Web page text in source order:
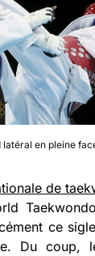
latéral en pleine
de
ce
Du coup,